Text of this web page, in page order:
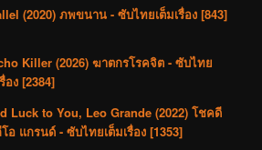
(2020) ภพขนาน - ซับไทยเต็มเรื่อง [843]
Killer (2026) ฆาตกรโรคจิต - ซับไทย
อง [2384]
Luck to You, Leo Grande (2022) โชคดี
อ แกรนด์ - ซับไทยเต็มเรื่อง [1353]